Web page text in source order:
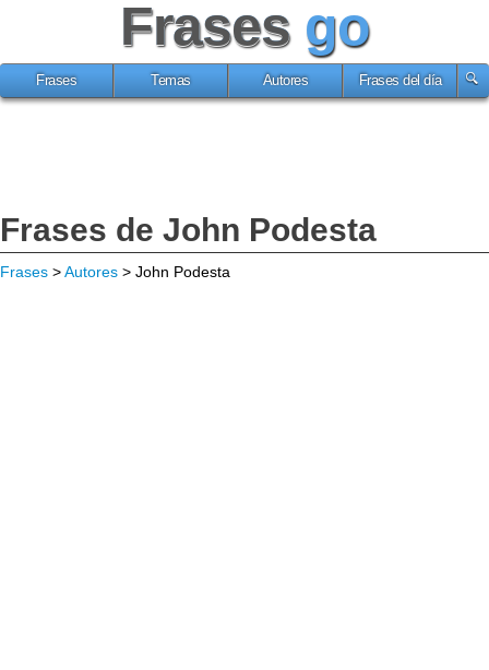
Frases go
Frases Temas Autores Frases del día
Frases de John Podesta
Frases >Autores > John Podesta